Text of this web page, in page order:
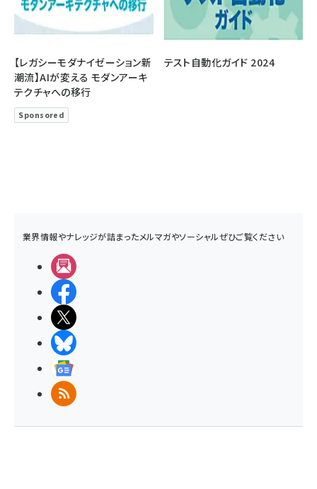
業界情報やナレッジが詰まったメルマガやソーシャルぜひご覧ください
RSS
【レガシーモダナイゼーション新
潮流】AIが変える モダンアーキ
テクチャへの移行
Sponsored
テスト自動化ガイド 2024